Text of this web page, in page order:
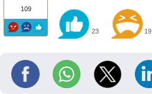
109
23 19